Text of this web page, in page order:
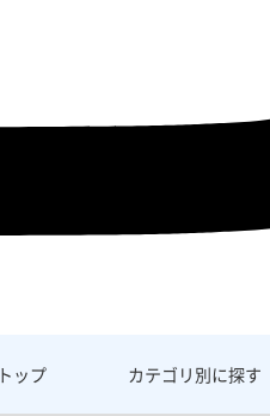
トップ カテゴリ別に探す